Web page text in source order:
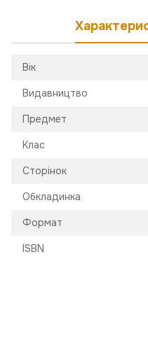
Вік
Видавництво
Предмет
Клас
Сторінок
Обкладинка
Формат
ISBN